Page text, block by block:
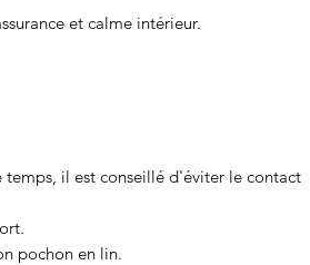
et calme intérieur.
il est conseillé d'éviter le contact
pochon en lin.